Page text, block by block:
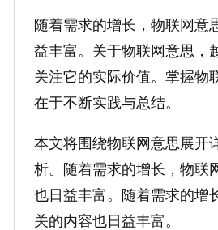
随着需求的增长，物联网意
益丰富。关于物联网意思，
关注它的实际价值。掌握物
在于不断实践与总结。
本文将围绕物联网意思展开
析。随着需求的增长，物联
也日益丰富。随着需求的增
关的内容也日益丰富。